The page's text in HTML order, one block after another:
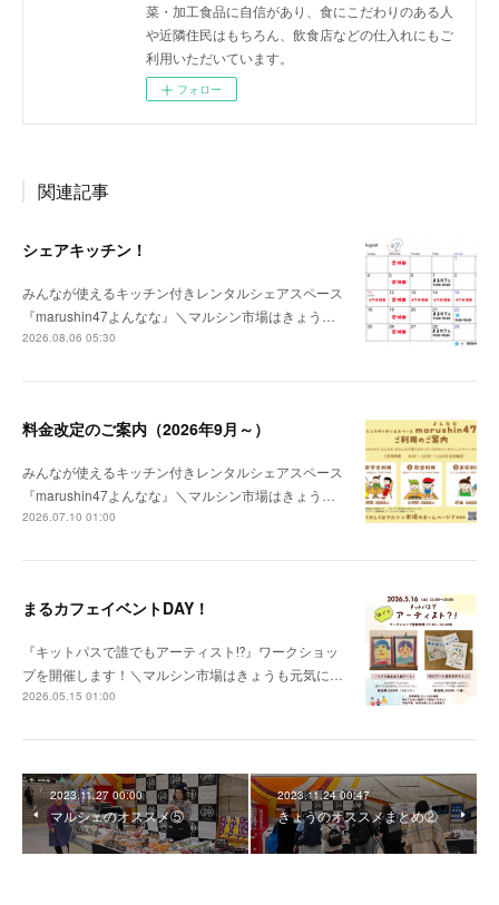
菜・加工食品に自信があり、食にこだわりのある人
や近隣住民はもちろん、飲食店などの仕入れにもご
利用いただいています。
フォロー
関連記事
シェアキッチン！
みんなが使えるキッチン付きレンタルシェアスペース
『marushin47よんなな』＼マルシン市場はきょう…
2026.08.06 05:30
料金改定のご案内（2026年9月～）
みんなが使えるキッチン付きレンタルシェアスペース
『marushin47よんなな』＼マルシン市場はきょう…
2026.07.10 01:00
まるカフェイベントDAY！
『キットパスで誰でもアーティスト⁉︎』ワークショッ
プを開催します！＼マルシン市場はきょうも元気に…
2026.05.15 01:00
2023.11.27 00:00
マルシェのオススメ⑤
2023.11.24 00:47
きょうのオススメまとめ②